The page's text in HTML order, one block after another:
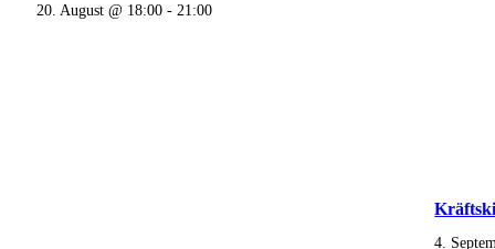
20. August @ 18:00 - 21:00
4.